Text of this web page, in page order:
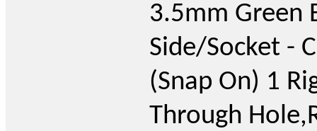
3.5mm Green
Side/Socket -
(Snap On) 1
Through